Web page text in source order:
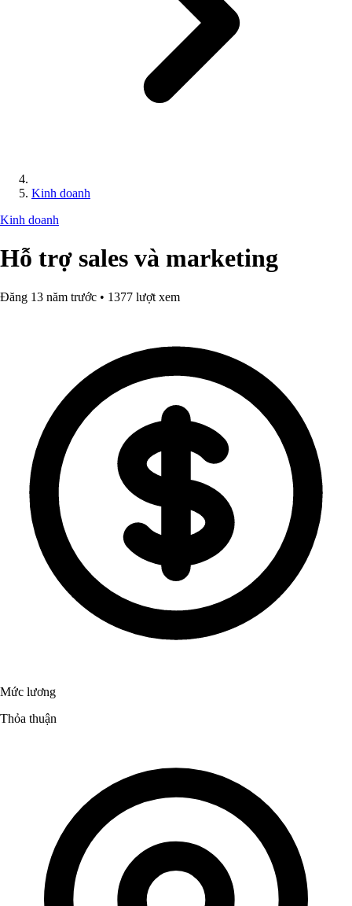
Kinh doanh
Kinh doanh
Hỗ trợ sales và marketing
Đăng 13 năm trước • 1377 lượt xem
Mức lương
Thỏa thuận